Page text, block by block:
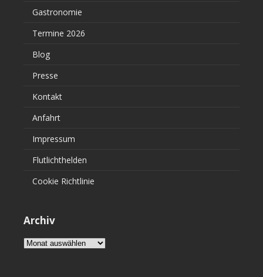
Gastronomie
Termine 2026
Blog
Presse
Kontakt
Anfahrt
Impressum
Flutlichthelden
Cookie Richtlinie
Archiv
Archiv